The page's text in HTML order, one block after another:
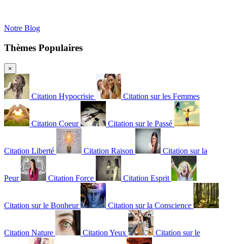
Notre Blog
Thèmes Populaires
×
Citation Hypocrisie Citation sur les Femmes
Citation Coeur Citation sur le Passé
Citation Liberté Citation Raison Citation sur la
Peur Citation Force Citation Esprit
Citation sur le Bonheur Citation sur la Conscience
Citation Nature Citation Yeux Citation sur le